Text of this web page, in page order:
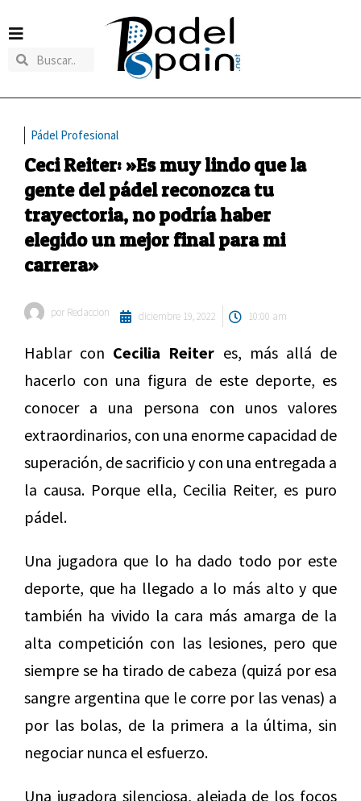
Pádel Profesional
Ceci Reiter: »Es muy lindo que la
gente del pádel reconozca tu
trayectoria, no podría haber
elegido un mejor final para mi
carrera»
por Redaccion diciembre 19, 2022 10:00 am
Hablar con Cecilia Reiter es, más allá de
hacerlo con una figura de este deporte, es
conocer a una persona con unos valores
extraordinarios, con una enorme capacidad de
superación, de sacrificio y con una entregada a
la causa. Porque ella, Cecilia Reiter, es puro
pádel.
Una jugadora que lo ha dado todo por este
deporte, que ha llegado a lo más alto y que
también ha vivido la cara más amarga de la
alta competición con las lesiones, pero que
siempre se ha tirado de cabeza (quizá por esa
sangre argentina que le corre por las venas) a
por las bolas, de la primera a la última, sin
negociar nunca el esfuerzo.
Una jugadora silenciosa, alejada de los focos